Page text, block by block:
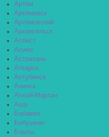
Артём
Артёмовск
Артёмовский
Архангельск
Асбест
Асино
Астрахань
Аткарск
Ахтубинск
Ачинск
Ачхой-Мартан
Аша
Бабаево
Бабушкин
Бавлы